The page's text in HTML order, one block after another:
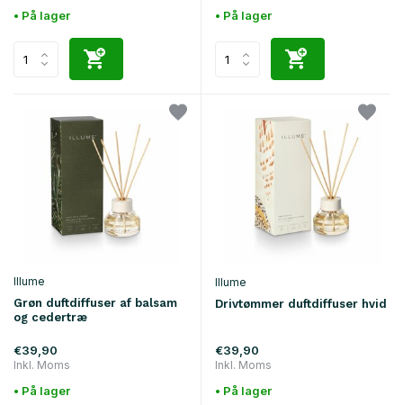
• På lager • På lager
Illume
Grøn duftdiffuser af balsam
og cedertræ
€39,90
Inkl. Moms
• På lager
Illume
Drivtømmer duftdiffuser hvid
€39,90
Inkl. Moms
• På lager